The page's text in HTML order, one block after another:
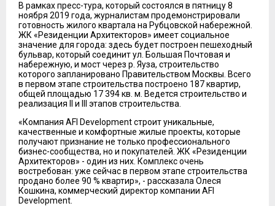
В рамках пресс-тура, который состоялся в пятницу 8
ноября 2019 года, журналистам продемонстрировали
готовность жилого квартала на Рубцовской набережной.
ЖК «Резиденции Архитекторов» имеет социальное
значение для города: здесь будет построен пешеходный
бульвар, который соединит ул. Большая Почтовая и
набережную, и мост через р. Яуза, строительство
которого запланировано Правительством Москвы. Всего
в первом этапе строительства построено 187 квартир,
общей площадью 17 394 кв. м. Ведется строительство и
реализация II и III этапов строительства.
«Компания AFI Development строит уникальные,
качественные и комфортные жилые проекты, которые
получают признание не только профессионального
бизнес-сообщества, но и покупателей. ЖК «Резиденции
Архитекторов» - один из них. Комплекс очень
востребован: уже сейчас в первом этапе строительства
продано более 90 % квартир», - рассказала Олеся
Кошкина, коммерческий директор компании AFI
Development.